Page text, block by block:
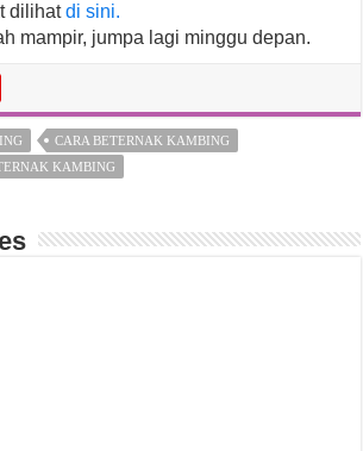
dilihatdi sini.
mampir, jumpa lagi minggu depan.
CARA BETERNAK KAMBING
KAMBING